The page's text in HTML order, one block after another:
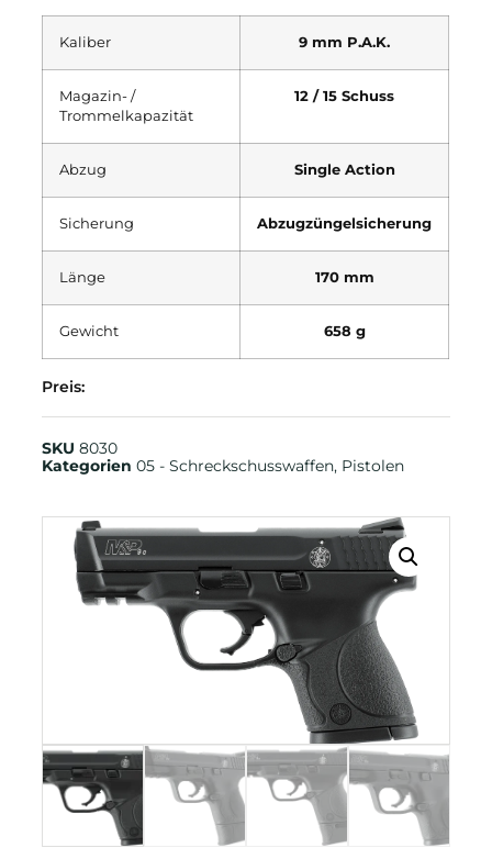
Kaliber 9 mm P.A.K.
Magazin- /
Trommelkapazität
12 / 15 Schuss
Abzug Single Action
Sicherung Abzugzüngelsicherung
Länge 170 mm
Gewicht 658 g
Preis:
SKU8030
Kategorien05 - Schreckschusswaffen, Pistolen